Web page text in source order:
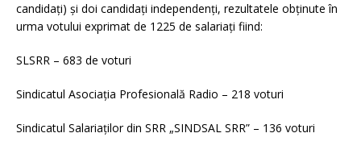
candidați) și doi candidați independenți, rezultatele obținute în
urma votului exprimat de 1225 de salariați fiind:
SLSRR – 683 de voturi
Sindicatul Asociaţia Profesională Radio – 218 voturi
Sindicatul Salariaţilor din SRR „SINDSAL SRR” – 136 voturi